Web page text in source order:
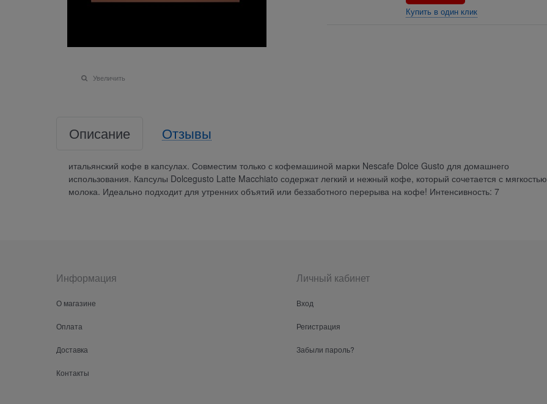
Увеличить
Купить в один клик
Описание Отзывы
итальянский кофе в капсулах. Совместим только с кофемашиной марки Nescafe Dolce Gusto для домашнего
использования. Капсулы Dolcegusto Latte Macchiato содержат легкий и нежный кофе, который сочетается с мягкостью
молока. Идеально подходит для утренних объятий или беззаботного перерыва на кофе! Интенсивность: 7
Информация
О магазине
Оплата
Доставка
Контакты
Личный кабинет
Вход
Регистрация
Забыли пароль?